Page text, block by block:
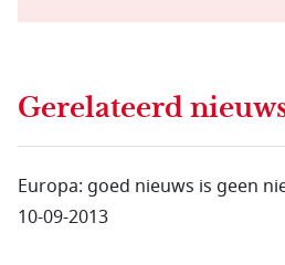
Gerelateerd
Europa: goed nieuws is geen
10-09-2013